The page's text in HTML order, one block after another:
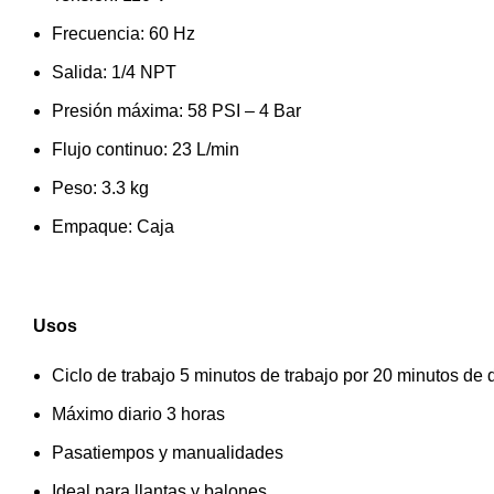
Frecuencia: 60 Hz
Salida: 1/4 NPT
Presión máxima: 58 PSI – 4 Bar
Flujo continuo: 23 L/min
Peso: 3.3 kg
Empaque: Caja
Usos
Ciclo de trabajo 5 minutos de trabajo por 20 minutos de
Máximo diario 3 horas
Pasatiempos y manualidades